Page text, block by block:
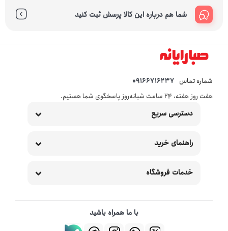
شما هم درباره این کالا پرسش ثبت کنید
شماره تماس 09166716237
هفت روز هفته، ۲۴ ساعت شبانه‌روز پاسخگوی شما هستیم.
دسترسی سریع
راهنمای خرید
خدمات فروشگاه
با ما همراه باشید